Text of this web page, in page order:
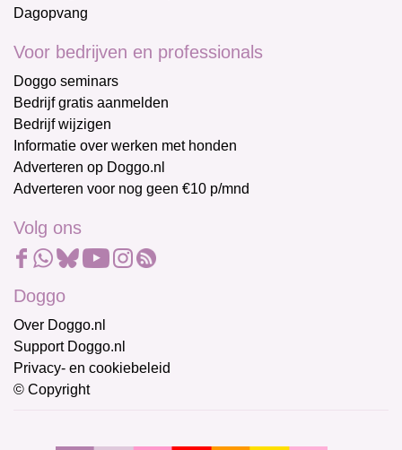
Dagopvang
Voor bedrijven en professionals
Doggo seminars
Bedrijf gratis aanmelden
Bedrijf wijzigen
Informatie over werken met honden
Adverteren op Doggo.nl
Adverteren voor nog geen €10 p/mnd
Volg ons
Doggo
Over Doggo.nl
Support Doggo.nl
Privacy- en cookiebeleid
© Copyright